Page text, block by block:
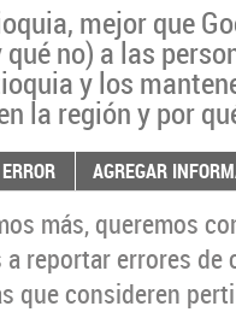
mejor que
no) a las
y los
la región y por
AGREGAR
más, queremos
reportar errores
que consideren